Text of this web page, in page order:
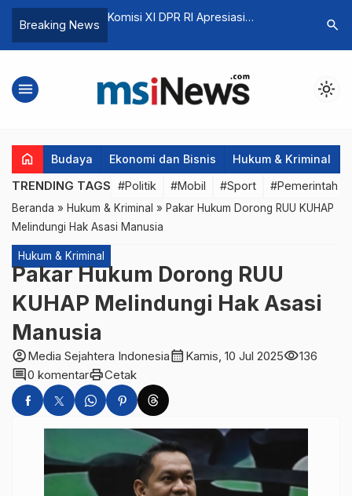
Breaking News
QRIS UMKM
Arinal Junaidi dan Nukman Pimpin
Siswa-
search
menu light_mode
home Budaya Ekonomi dan Bisnis Hukum & Kriminal
TRENDING TAGS #Politik #Mobil #Sport #Pemerintah
Beranda » Hukum & Kriminal » Pakar Hukum Dorong RUU KUHAP
Melindungi Hak Asasi Manusia
Hukum & Kriminal
Pakar Hukum Dorong RUU
KUHAP Melindungi Hak Asasi
Manusia
account_circleMedia Sejahtera Indonesiacalendar_month Kamis, 10 Jul 2025visibility136
comment0 komentarprintCetak